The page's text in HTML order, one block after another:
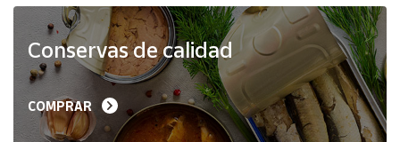
Productos
Solidarios
Ayuda
Conservas de calidad
COMPRAR